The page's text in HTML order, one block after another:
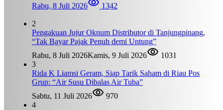
Rabu, 8 Juli 2026
1342
2
Pengakuan Jujur Oknum Distributor di Tanjungpinang,
“Tak Bayar Pajak Penuh demi Untung”
Rabu, 8 Juli 2026Kamis, 9 Juli 2026
1031
3
Rida K Liamsi Geram, Siap Tarik Saham di Riau Pos
Grup: “Air Susu Dibalas Air Tuba”
Sabtu, 11 Juli 2026
970
4